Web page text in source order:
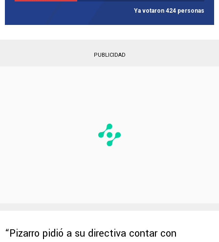
Ya votaron 424 personas
PUBLICIDAD
“Pizarro pidió a su directiva contar con